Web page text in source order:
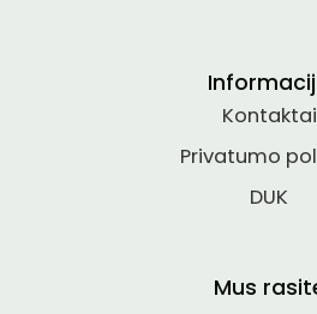
Kontaktai
Privatumo
DUK
Mus